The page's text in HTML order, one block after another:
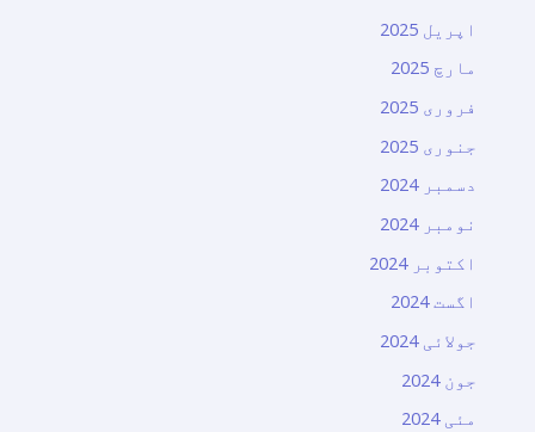
اپریل 2025
مارچ 2025
فروری 2025
جنوری 2025
دسمبر 2024
نومبر 2024
اکتوبر 2024
اگست 2024
جولائی 2024
جون 2024
مئی 2024